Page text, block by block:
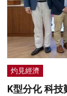
灼見經濟
K型分化 科